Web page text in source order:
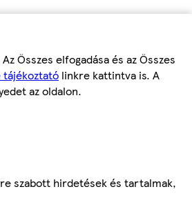
Összes elfogadása és az Összes
tájékoztató linkre kattintva is. A
az oldalon.
szabott hirdetések és tartalmak,